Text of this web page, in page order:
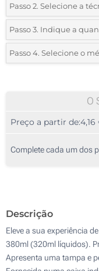
Passo 2. Selecione a
*Selecione o tipo de
1 Cor (Na capa)
Impressão digital UV
Passo 3. Indique a
*Quantidade mínima:10
20
50
Outra :
Passo 4. Selecione o
O
Preço a partir de:4,16
Complete cada um dos
Descrição
Eleve a sua experiência
380ml (320ml líquidos).
Apresenta uma tampa e